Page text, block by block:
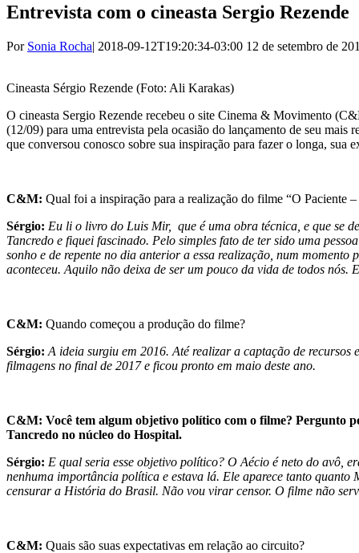
Entrevista com o cineasta Sergio Rezende
Por Sonia Rocha| 2018-09-12T19:20:34-03:00 12 de setembro de
Cineasta Sérgio Rezende (Foto: Ali Karakas)
O cineasta Sergio Rezende recebeu o site Cinema & Movimento
(12/09) para uma entrevista pela ocasião do lançamento de seu mais
que conversou conosco sobre sua inspiração para fazer o longa, sua
C&M: Qual foi a inspiração para a realização do filme “O Paciente
Sérgio: Eu li o livro do Luis Mir, que é uma obra técnica, e que se
Tancredo e fiquei fascinado. Pelo simples fato de ter sido uma
sonho e de repente no dia anterior a essa realização, num momento
aconteceu. Aquilo não deixa de ser um pouco da vida de todos nós.
C&M: Quando começou a produção do filme?
Sérgio: A ideia surgiu em 2016. Até realizar a captação de recursos
filmagens no final de 2017 e ficou pronto em maio deste ano.
C&M: Você tem algum objetivo político com o filme? Pergunto
Tancredo no núcleo do Hospital.
Sérgio: E qual seria esse objetivo político? O Aécio é neto do avô,
nenhuma importância política e estava lá. Ele aparece tanto quanto
censurar a História do Brasil. Não vou virar censor. O filme não
C&M: Quais são suas expectativas em relação ao circuito?